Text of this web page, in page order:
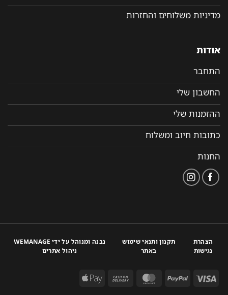
מדיניות משלוחים והחזרות
אודות
התחבר
החשבון שלי
ההזמנות שלי
כתובות חיוב ומשלוח
החנות
הצהרת
נגישות
תקנון ותנאי שימוש
באתר
נבנה ומנוהל על ידי WEMANAGE
ניהול אתרים